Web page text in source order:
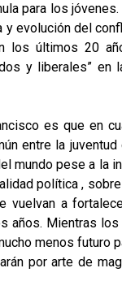
para los
evolución del
los últimos 20
y liberales”
es que en
entre la
mundo pese a la
política ,
vuelvan a
años. Mientras
menos
por arte de